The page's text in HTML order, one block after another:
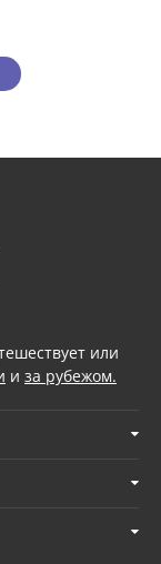
или
и за рубежом.